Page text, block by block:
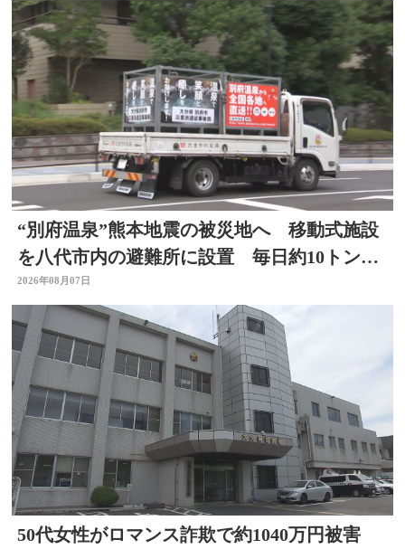
“別府温泉”熊本地震の被災地へ 移動式施設
を八代市内の避難所に設置 毎日約10トンの
温泉届ける 大分
2026年08月07日
50代女性がロマンス詐欺で約1040万円被害